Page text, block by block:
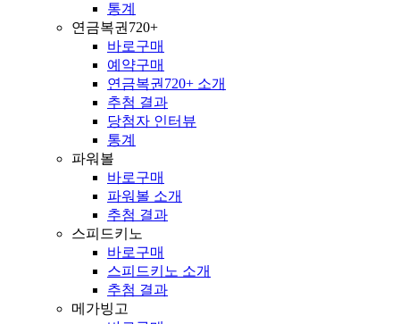
통계
연금복권720+
바로구매
예약구매
연금복권720+ 소개
추첨 결과
당첨자 인터뷰
통계
파워볼
바로구매
파워볼 소개
추첨 결과
스피드키노
바로구매
스피드키노 소개
추첨 결과
메가빙고